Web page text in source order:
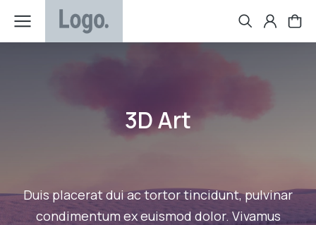
3D Art
Duis placerat dui ac tortor tincidunt, pulvinar
condimentum ex euismod dolor. Vivamus